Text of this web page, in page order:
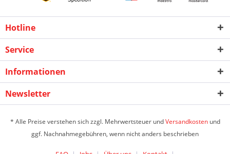
Hotline
Service
Informationen
Newsletter
* Alle Preise verstehen sich zzgl. Mehrwertsteuer undVersandkostenund
ggf. Nachnahmegebühren, wenn nicht anders beschrieben